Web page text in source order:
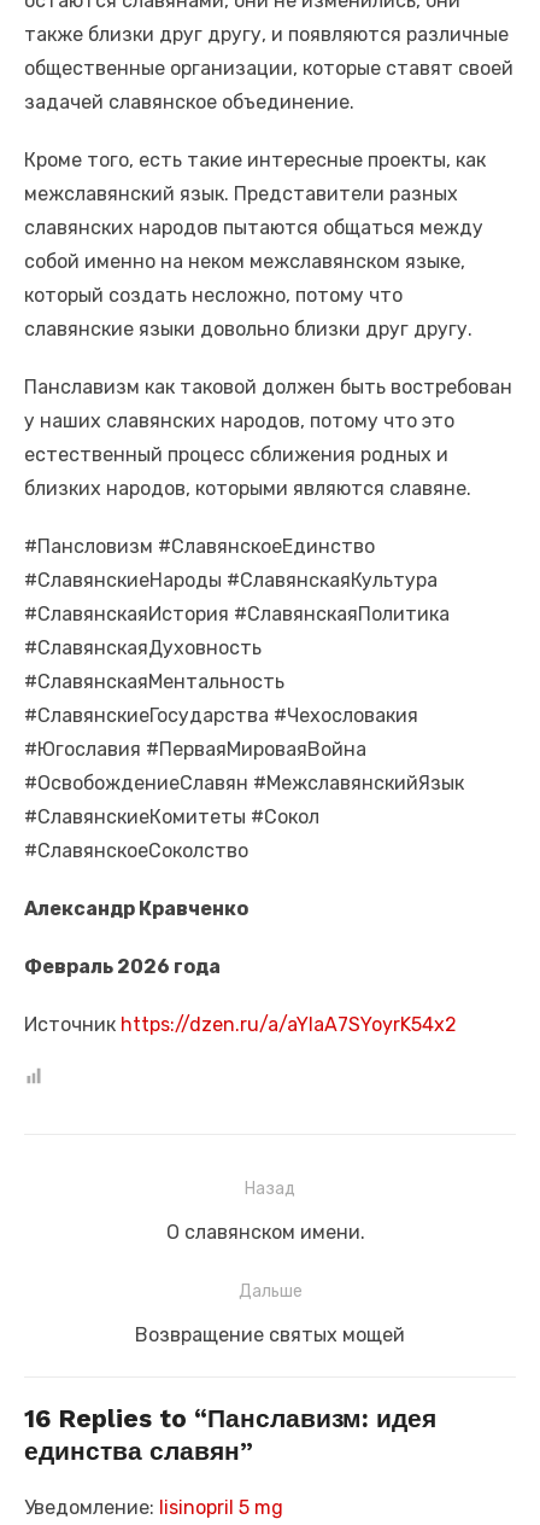
также близки друг другу, и появляются различные
общественные организации, которые ставят своей
задачей славянское объединение.
Кроме того, есть такие интересные проекты, как
межславянский язык. Представители разных
славянских народов пытаются общаться между
собой именно на неком межславянском языке,
который создать несложно, потому что
славянские языки довольно близки друг другу.
Панславизм как таковой должен быть востребован
у наших славянских народов, потому что это
естественный процесс сближения родных и
близких народов, которыми являются славяне.
#Пансловизм #СлавянскоеЕдинство
#СлавянскиеНароды #СлавянскаяКультура
#СлавянскаяИстория #СлавянскаяПолитика
#СлавянскаяДуховность
#СлавянскаяМентальность
#СлавянскиеГосударства #Чехословакия
#Югославия #ПерваяМироваяВойна
#ОсвобождениеСлавян #МежславянскийЯзык
#СлавянскиеКомитеты #Сокол
#СлавянскоеСоколство
Александр Кравченко
Февраль 2026 года
Источник https://dzen.ru/a/aYIaA7SYoyrK54x2
Назад
Предыдущая
О славянском имени.
Дальше
Следующая
Возвращение святых мощей
16 Replies to “Панславизм: идея
единства славян”
Уведомление: lisinopril 5 mg